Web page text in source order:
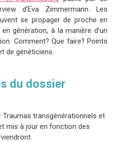
d’Eva Zimmermann. Les
se propager de proche en
génération, à la manière d’un
Comment? Que faire? Points
de généticiens.
du dossier
transgénérationnels et
mis à jour en fonction des